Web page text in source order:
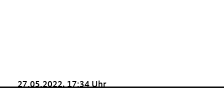
27.05.2022, 17:34 Uhr